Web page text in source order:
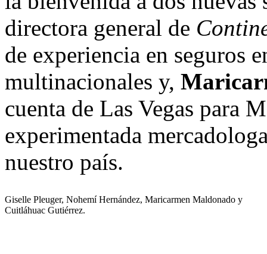
directora general de
de experiencia en seguros
multinacionales y,
cuenta de Las Vegas para
experimentada
nuestro país.
Giselle Pleuger, Nohemí Hernández, Maricarmen Maldonado y
Cuitláhuac Gutiérrez.